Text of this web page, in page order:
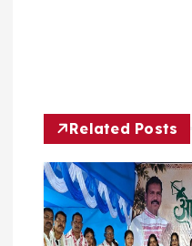
g
a
Related Posts